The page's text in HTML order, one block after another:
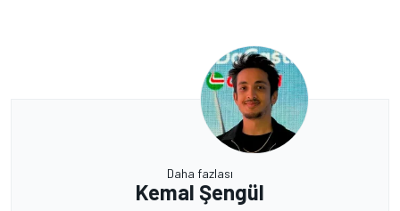
Daha fazlası
Kemal Şengül